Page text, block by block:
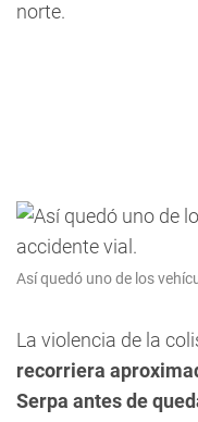
norte.
Así quedó uno de los
La violencia de la
recorriera
Serpa antes de